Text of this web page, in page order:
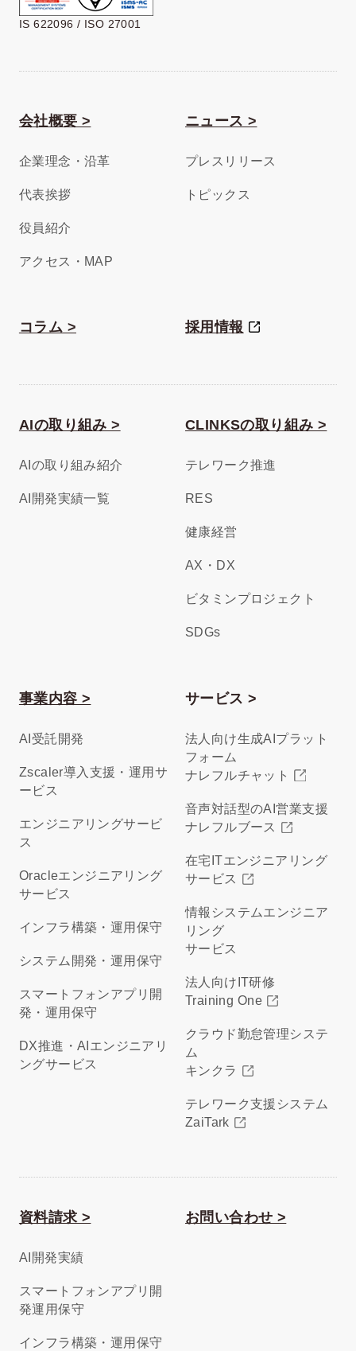
IS 622096 / ISO 27001
会社概要 >
企業理念・沿革
代表挨拶
役員紹介
アクセス・MAP
ニュース >
プレスリリース
トピックス
コラム > 採用情報
AIの取り組み >
AIの取り組み紹介
AI開発実績一覧
CLINKSの取り組み >
テレワーク推進
RES
健康経営
AX・DX
ビタミンプロジェクト
SDGs
事業内容 >
AI受託開発
Zscaler導入支援・運用サ
ービス
エンジニアリングサービ
ス
Oracleエンジニアリング
サービス
インフラ構築・運用保守
システム開発・運用保守
スマートフォンアプリ開
発・運用保守
DX推進・AIエンジニアリ
ングサービス
サービス >
法人向け生成AIプラット
フォーム
ナレフルチャット
音声対話型のAI営業支援
ナレフルブース
在宅ITエンジニアリング
サービス
情報システムエンジニア
リング
サービス
法人向けIT研修
Training One
クラウド勤怠管理システ
ム
キンクラ
テレワーク支援システム
ZaiTark
資料請求 >
AI開発実績
スマートフォンアプリ開
発運用保守
インフラ構築・運用保守
お問い合わせ >